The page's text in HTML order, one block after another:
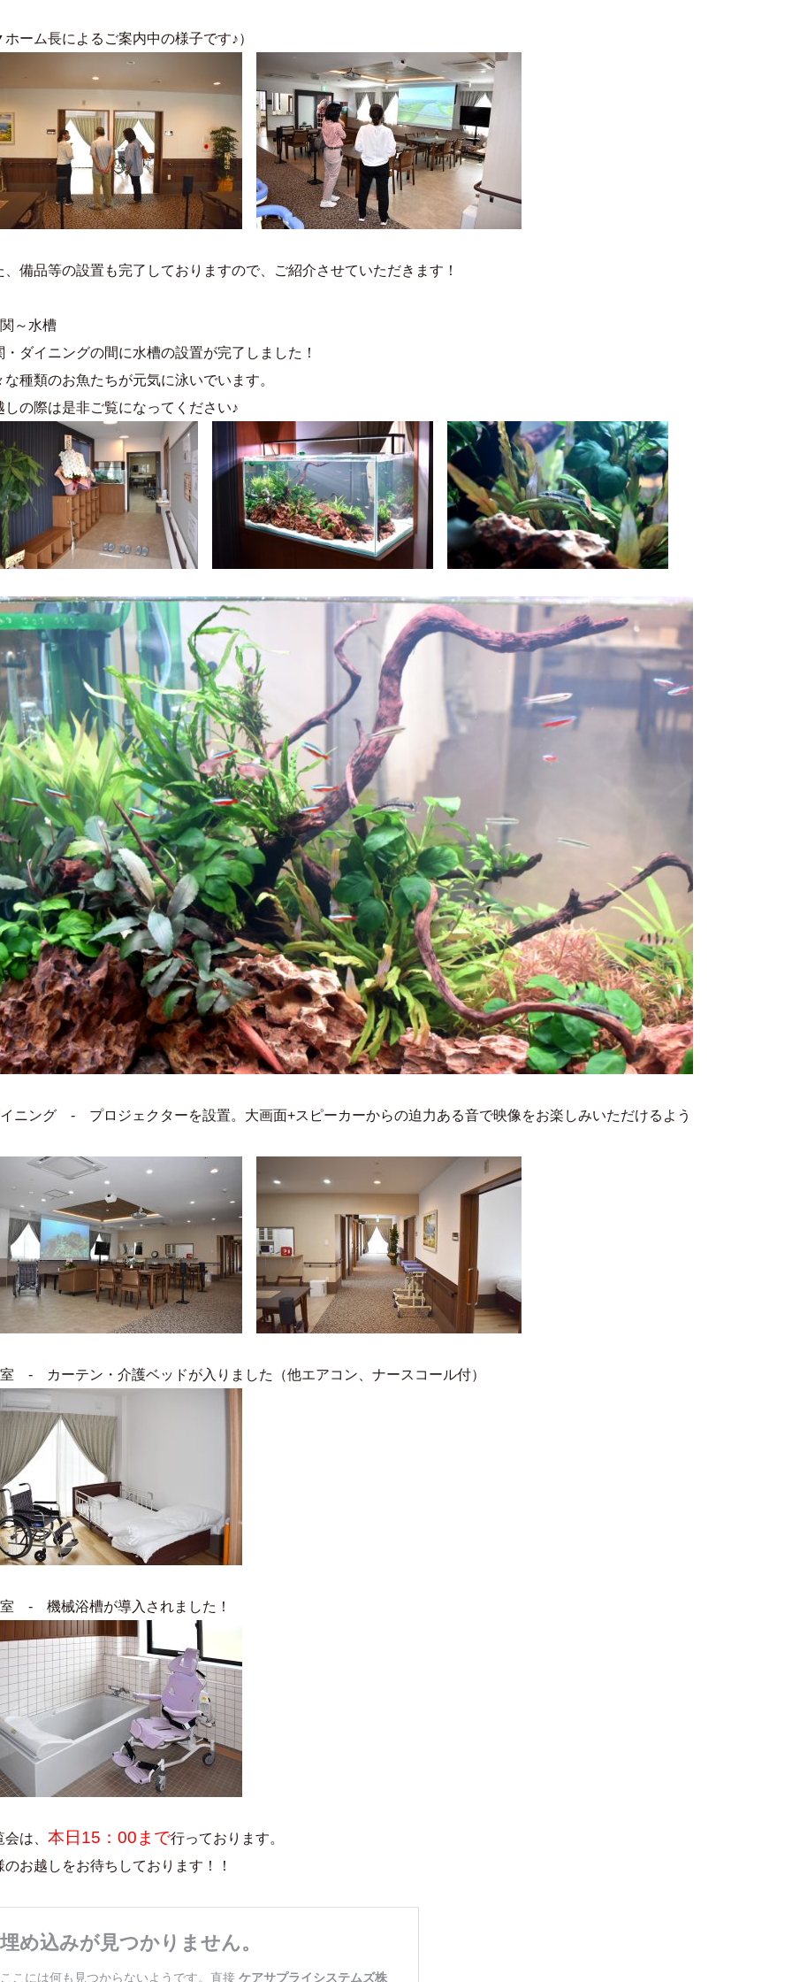
ーム長によるご案内中の様子です♪）
、備品等の設置も完了しておりますので、ご紹介させていただきます！
～水槽
・ダイニングの間に水槽の設置が完了しました！
な種類のお魚たちが元気に泳いでいます。
しの際は是非ご覧になってください♪
ニング - プロジェクターを設置。大画面+スピーカーからの迫力ある音で映像をお楽しみいただけるよう
- カーテン・介護ベッドが入りました（他エアコン、ナースコール付）
- 機械浴槽が導入されました！
会は、本日15：00まで行っております。
のお越しをお待ちしております！！